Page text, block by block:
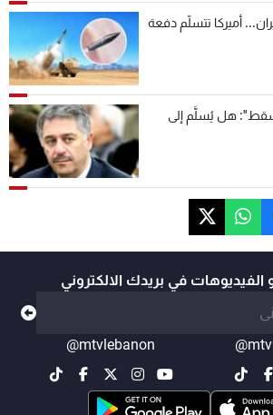
أميركا تتسلّم دفعة
هل يُسلَّم إلى
الفيديوهات في بريدك الالكتروني
@mtvlebanon